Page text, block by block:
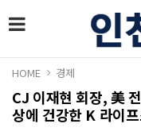
HOME 경제
CJ 이재현 회장, 美
상에 건강한 K 라이